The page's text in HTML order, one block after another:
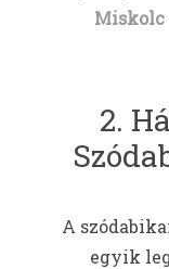
Miskolc
2.
A
egyik